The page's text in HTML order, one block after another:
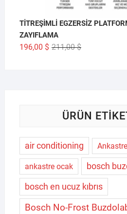
TİTREŞİMLİ EGZERSİZ
ZAYIFLAMA
211,00$Orijinal
196,00 $
Şu
ÜRÜN
air conditioning Ankastre
ankastre ocak
bosch
bosch en ucuz kıbrıs
Bosch No-Frost